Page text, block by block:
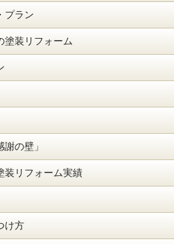
プラン
塗装リフォーム
の壁」
装リフォーム実績
け方